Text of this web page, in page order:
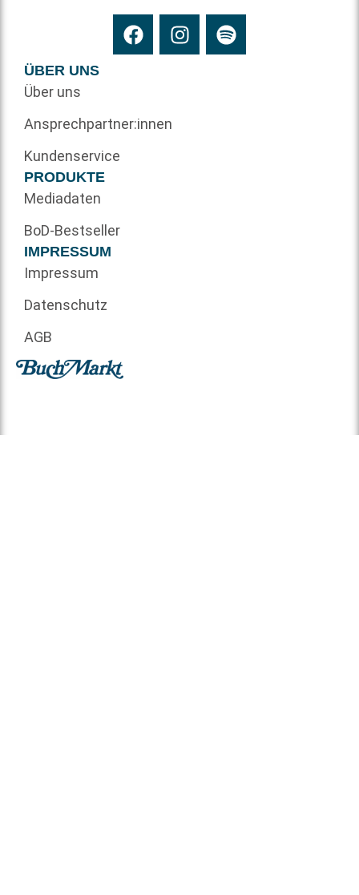
ÜBER UNS
Über uns
Ansprechpartner:innen
Kundenservice
PRODUKTE
Mediadaten
BoD-Bestseller
IMPRESSUM
Impressum
Datenschutz
AGB